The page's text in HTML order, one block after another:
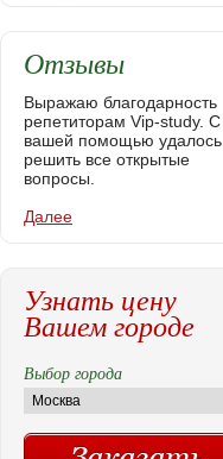
Отзывы
Выражаю благодарность
репетиторам Vip-study. С
вашей помощью удалось
решить все открытые
вопросы.
Далее
Узнать цену
Вашем городе
Выбор города